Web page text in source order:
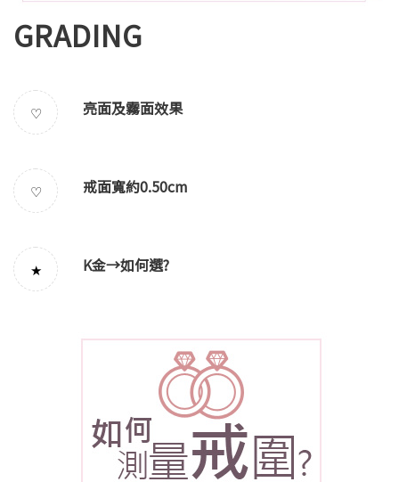
GRADING
♡ 亮面及霧面效果
♡ 戒面寬約0.50cm
★ K金→如何選?